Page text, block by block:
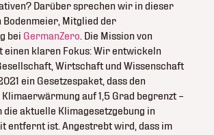
Darüber sprechen wir in dieser
Bodenmeier, Mitglied der
bei GermanZero. Die Mission von
einen klaren Fokus: Wir entwickeln
Wirtschaft und Wissenschaft
ein Gesetzespaket, dass den
auf 1,5 Grad begrenzt –
die aktuelle Klimagesetzgebung in
entfernt ist. Angestrebt wird, dass im